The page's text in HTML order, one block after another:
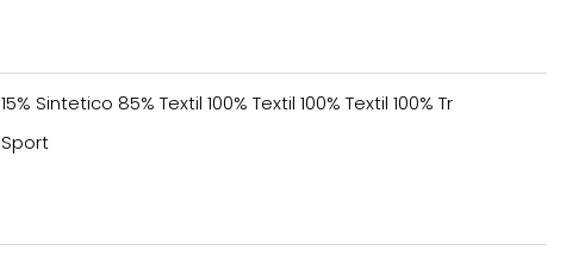
15% Sintetico 85% Textil 100% Textil 100% Textil 100% Tr
Sport